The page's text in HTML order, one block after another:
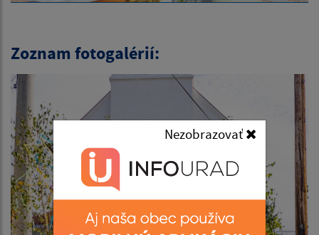
Nezobrazovať
Zoznam fotogalérií: